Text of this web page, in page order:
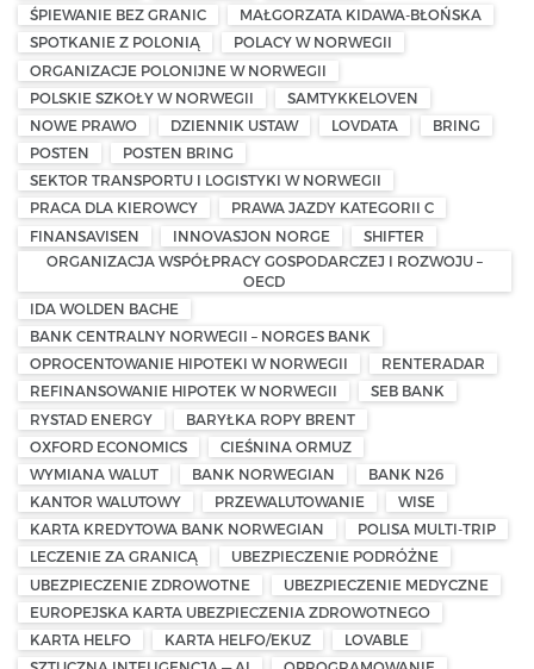
ŚPIEWANIE BEZ GRANIC
MAŁGORZATA KIDAWA-BŁOŃSKA
SPOTKANIE Z POLONIĄ
POLACY W NORWEGII
ORGANIZACJE POLONIJNE W NORWEGII
POLSKIE SZKOŁY W NORWEGII
SAMTYKKELOVEN
NOWE PRAWO
DZIENNIK USTAW LOVDATA
BRING
POSTEN
POSTEN BRING
SEKTOR TRANSPORTU I LOGISTYKI W NORWEGII
PRACA DLA KIEROWCY
PRAWA JAZDY KATEGORII C
FINANSAVISEN
INNOVASJON NORGE
SHIFTER
ORGANIZACJA WSPÓŁPRACY GOSPODARCZEJ I ROZWOJU –
OECD
IDA WOLDEN BACHE
BANK CENTRALNY NORWEGII – NORGES BANK
OPROCENTOWANIE HIPOTEKI W NORWEGII
RENTERADAR
REFINANSOWANIE HIPOTEK W NORWEGII
SEB BANK
RYSTAD ENERGY
BARYŁKA ROPY BRENT
OXFORD ECONOMICS
CIEŚNINA ORMUZ
WYMIANA WALUT
BANK NORWEGIAN
BANK N26
KANTOR WALUTOWY
PRZEWALUTOWANIE
WISE
KARTA KREDYTOWA BANK NORWEGIAN
POLISA MULTI-TRIP
LECZENIE ZA GRANICĄ
UBEZPIECZENIE PODRÓŻNE
UBEZPIECZENIE ZDROWOTNE
UBEZPIECZENIE MEDYCZNE
EUROPEJSKA KARTA UBEZPIECZENIA ZDROWOTNEGO
KARTA HELFO
KARTA HELFO/EKUZ
LOVABLE